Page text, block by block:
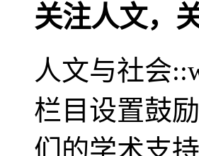
关注人文，
人文与社会
栏目设置鼓